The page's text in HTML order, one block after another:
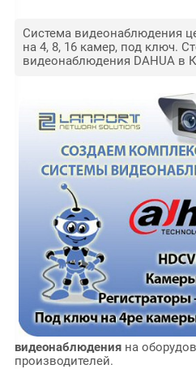
Система видеонаблюдения
на 4, 8, 16 камер, под ключ.
видеонаблюдения DAHUA в
видеонаблюденияна
производителей.